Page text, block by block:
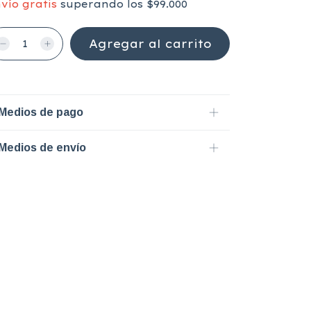
gratis superando los $99.000
de pago
de envío